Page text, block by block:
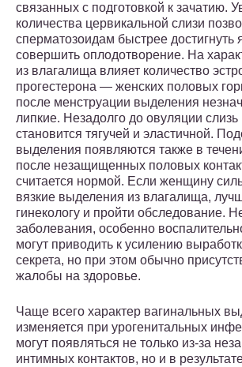
связанных с подготовкой к зачатию.
количества цервикальной слизи
сперматозоидам быстрее достигнуть
совершить оплодотворение. На
из влагалища влияет количество
прогестерона — женских половых
после менструации выделения
липкие. Незадолго до овуляции
становится тягучей и эластичной.
выделения появляются также в
после незащищенных половых
считается нормой. Если женщину
вязкие выделения из влагалища,
гинекологу и пройти обследование.
заболевания, особенно
могут приводить к усилению
секрета, но при этом обычно
жалобы на здоровье.
Чаще всего характер вагинальных
изменяется при урогенитальных
могут появляться не только из-за
интимных контактов, но и в